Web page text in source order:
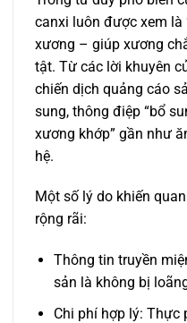
canxi luôn được xem là
xương – giúp xương
tật. Từ các lời khuyên
chiến dịch quảng cáo
sung, thông điệp “bổ
xương khớp” gần như
hệ.
Một số lý do khiến
rộng rãi:
Thông tin truyền
sản là không bị
Chi phí hợp lý: Thực